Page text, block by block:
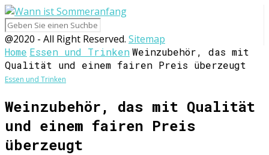
@2020 - All Right Reserved. Sitemap
Home Essen und TrinkenWeinzubehör, das mit
Qualität und einem fairen Preis überzeugt
Essen und Trinken
Weinzubehör, das mit Qualität
und einem fairen Preis
überzeugt